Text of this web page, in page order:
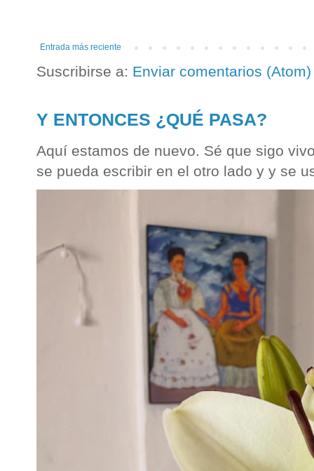
Entrada más reciente
Suscribirse a: Enviar comentarios (Atom)
Y ENTONCES ¿QUÉ PASA?
Aquí estamos de nuevo. Sé que sigo
se pueda escribir en el otro lado y y se